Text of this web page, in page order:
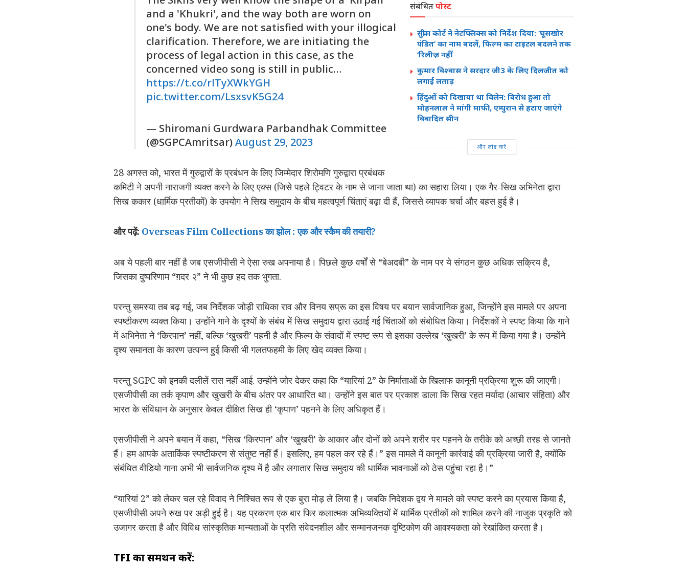
संबंधितपोस्ट
सुप्रीम कोर्ट ने नेटफ्लिक्स को निर्देश दिया: ‘घूसखोर
पंडित’ का नाम बदलें, फिल्म का टाइटल बदलने तक
‘रिलीज़ नहीं
कुमार विश्वास ने सरदार जी3 के लिए दिलजीत को
लगाई लताड़
हिंदुओं को दिखाया था विलेन: विरोध हुआ तो
मोहनलाल ने मांगी माफी, एम्पुरान से हटाए जाएंगे
विवादित सीन
और लोड करें
and a 'Khukri', and the way both are worn on
one's body. We are not satisfied with your illogical
clarification. Therefore, we are initiating the
process of legal action in this case, as the
concerned video song is still in public…
https://t.co/rlTyXWkYGH
pic.twitter.com/LsxsvK5G24
— Shiromani Gurdwara Parbandhak Committee
(@SGPCAmritsar)August 29, 2023
28 अगस्त को, भारत में गुरुद्वारों के प्रबंधन के लिए जिम्मेदार शिरोमणि गुरुद्वारा प्रबंधक
कमिटी ने अपनी नाराजगी व्यक्त करने के लिए एक्स (जिसे पहले ट्विटर के नाम से जाना जाता था) का सहारा लिया। एक गैर-सिख अभिनेता द्वारा
सिख ककार (धार्मिक प्रतीकों) के उपयोग ने सिख समुदाय के बीच महत्वपूर्ण चिंताएं बढ़ा दी हैं, जिससे व्यापक चर्चा और बहस हुई है।
और पढ़ें: Overseas Film Collections का झोल : एक और स्कैम की तयारी?
अब ये पहली बार नहीं है जब एसजीपीसी ने ऐसा रुख अपनाया है। पिछले कुछ वर्षों से “बेअदबी” के नाम पर ये संगठन कुछ अधिक सक्रिय है,
जिसका दुष्परिणाम “ग़दर २” ने भी कुछ हद तक भुगता.
परन्तु समस्या तब बढ़ गई, जब निर्देशक जोड़ी राधिका राव और विनय सप्रू का इस विषय पर बयान सार्वजानिक हुआ, जिन्होंने इस मामले पर अपना
स्पष्टीकरण व्यक्त किया। उन्होंने गाने के दृश्यों के संबंध में सिख समुदाय द्वारा उठाई गई चिंताओं को संबोधित किया। निर्देशकों ने स्पष्ट किया कि गाने
में अभिनेता ने ‘किरपान’ नहीं, बल्कि ‘खुखरी’ पहनी है और फिल्म के संवादों में स्पष्ट रूप से इसका उल्लेख ‘खुखरी’ के रूप में किया गया है। उन्होंने
दृश्य समानता के कारण उत्पन्न हुई किसी भी गलतफहमी के लिए खेद व्यक्त किया।
परन्तु SGPC को इनकी दलीलें रास नहीं आई. उन्होंने जोर देकर कहा कि “यारियां 2” के निर्माताओं के खिलाफ कानूनी प्रक्रिया शुरू की जाएगी।
एसजीपीसी का तर्क कृपाण और खुखरी के बीच अंतर पर आधारित था। उन्होंने इस बात पर प्रकाश डाला कि सिख रहत मर्यादा (आचार संहिता) और
भारत के संविधान के अनुसार केवल दीक्षित सिख ही ‘कृपाण’ पहनने के लिए अधिकृत हैं।
एसजीपीसी ने अपने बयान में कहा, “सिख ‘किरपान’ और ‘खुखरी’ के आकार और दोनों को अपने शरीर पर पहनने के तरीके को अच्छी तरह से जानते
हैं। हम आपके अतार्किक स्पष्टीकरण से संतुष्ट नहीं हैं। इसलिए, हम पहल कर रहे हैं।” इस मामले में कानूनी कार्रवाई की प्रक्रिया जारी है, क्योंकि
संबंधित वीडियो गाना अभी भी सार्वजनिक दृश्य में है और लगातार सिख समुदाय की धार्मिक भावनाओं को ठेस पहुंचा रहा है।”
“यारियां 2” को लेकर चल रहे विवाद ने निश्चित रूप से एक बुरा मोड़ ले लिया है। जबकि निदेशक द्वय ने मामले को स्पष्ट करने का प्रयास किया है,
एसजीपीसी अपने रुख पर अड़ी हुई है। यह प्रकरण एक बार फिर कलात्मक अभिव्यक्तियों में धार्मिक प्रतीकों को शामिल करने की नाजुक प्रकृति को
उजागर करता है और विविध सांस्कृतिक मान्यताओं के प्रति संवेदनशील और सम्मानजनक दृष्टिकोण की आवश्यकता को रेखांकित करता है।
TFI का समर्थन करें: